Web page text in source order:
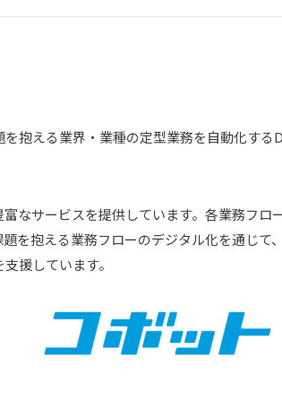
抱える業界・業種の定型業務を自動化す
なサービスを提供しています。各業務フロ
を抱える業務フローのデジタル化を通じて
援しています。